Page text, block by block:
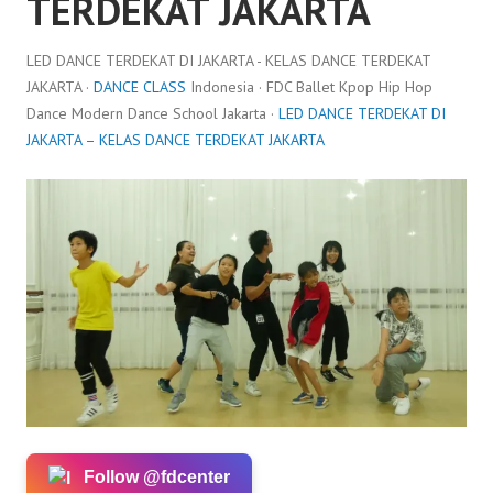
TERDEKAT JAKARTA
LED DANCE TERDEKAT DI JAKARTA - KELAS DANCE TERDEKAT
JAKARTA · DANCE CLASS Indonesia · FDC Ballet Kpop Hip Hop
Dance Modern Dance School Jakarta · LED DANCE TERDEKAT DI
JAKARTA – KELAS DANCE TERDEKAT JAKARTA
Follow @fdcenter